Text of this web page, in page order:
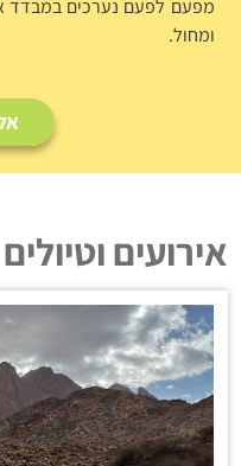
מפעם לפעם נערכים במבדד
ומחול.
אירועים וטיולים